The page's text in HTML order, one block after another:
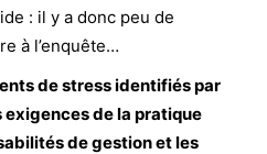
: il y a donc peu de
à l’enquête…
de stress identifiés par
de la pratique
de gestion et les